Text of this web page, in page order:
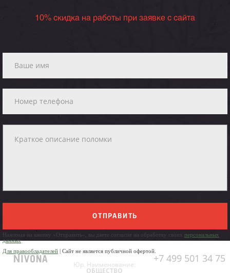
10% скидка на работы при заявке с сайта
ОТПРАВИТЬ
Нажимая на кнопку «Отправить», вы даете согласие на обработку своих персональных
данных
Для правообладателей | Сайт не является публичной офертой.
+7 499 501 34 75
Юр. Наименование:
ОБЩЕСТВО